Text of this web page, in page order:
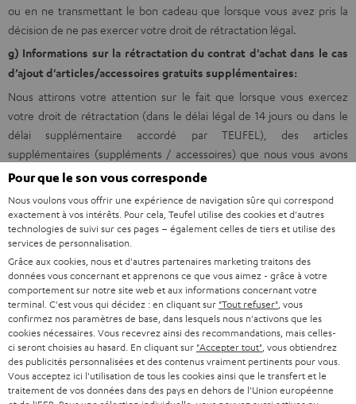
ou en ne transmettant le bon cadeau que lorsque vous avez pris la
décision de ne pas exercer votre droit de rétractation légal.
g) Informations sur la rétractation du contrat d'achat dans le cas
d’ajout d'articles/accessoires gratuits supplémentaires:
Nous attirons votre attention sur le fait que lorsque vous exercez
votre droit de rétractation (dans le délai légal de 14 jours ou dans le
délai supplémentaire accordé par TEUFEL), des articles
supplémentaires (suppléments / accessoires) que nous vous avons
donné gratuitement lors de l’achat d’un produit doivent également
de cadeaux gratuits est soumis à la condition que vous ne fassiez pas
usage de votre droit de rétractation légal ou de votre droit de retour
contractuel. A défaut, nous vous réclamerons le remboursement de
la valeur de ces articles.
4. Garantie commerciale
TEUFEL assume une obligation de garantie commerciale pour les
produits de la marque TEUFEL conformément aux dispositions
suivantes. Pour les produits tiers proposés, les conditions de garantie
du fabricant s'appliquent le cas échéant.
Les dispositions relatives à la garantie légale s'appliquent
Pour que le son vous corresponde
Nous voulons vous offrir une expérience de navigation sûre qui correspond
exactement à vos intérêts. Pour cela, Teufel utilise des cookies et d'autres
technologies de suivi sur ces pages – également celles de tiers et utilise des
services de personnalisation.
Grâce aux cookies, nous et d'autres partenaires marketing traitons des
données vous concernant et apprenons ce que vous aimez - grâce à votre
comportement sur notre site web et aux informations concernant votre
terminal. C'est vous qui décidez : en cliquant sur "Tout refuser" , vous
confirmez nos paramètres de base, dans lesquels nous n'activons que les
cookies nécessaires. Vous recevrez ainsi des recommandations, mais celles-
ci seront choisies au hasard. En cliquant sur "Accepter tout" , vous obtiendrez
des publicités personnalisées et des contenus vraiment pertinents pour vous.
Vous acceptez ici l'utilisation de tous les cookies ainsi que le transfert et le
traitement de vos données dans des pays en dehors de l'Union européenne